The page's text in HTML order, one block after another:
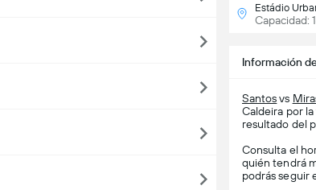
Estádio
Capacidad:
Información
Santosvs
Caldeira por
resultado del
Consulta el
quién tendrá
podrás seguir